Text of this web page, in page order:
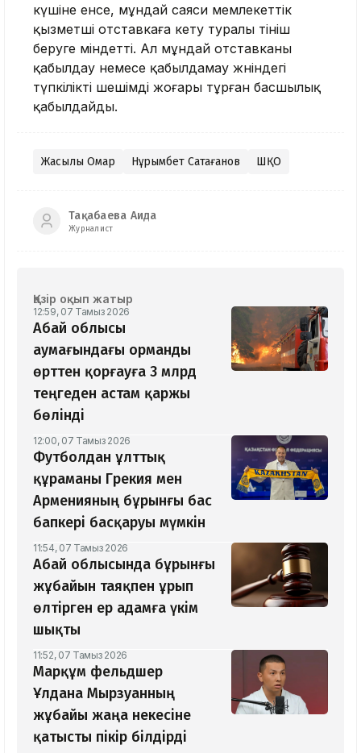
күшіне енсе, мұндай саяси мемлекеттік
қызметші отставкаға кету туралы өтініш
беруге міндетті. Ал мұндай отставканы
қабылдау немесе қабылдамау жөніндегі
түпкілікті шешімді жоғары тұрған басшылық
қабылдайды.
Жақсылық Омар Нұрымбет Сақтағанов ШҚО
Тақабаева Аида
Журналист
Қазір оқып жатыр
12:59, 07 Тамыз 2026
Абай облысы
аумағындағы орманды
өрттен қорғауға 3 млрд
теңгеден астам қаржы
бөлінді
12:00, 07 Тамыз 2026
Футболдан ұлттық
құраманы Грекия мен
Арменияның бұрынғы бас
бапкері басқаруы мүмкін
11:54, 07 Тамыз 2026
Абай облысында бұрынғы
жұбайын таяқпен ұрып
өлтірген ер адамға үкім
шықты
11:52, 07 Тамыз 2026
Марқұм фельдшер
Ұлдана Мырзуанның
жұбайы жаңа некесіне
қатысты пікір білдірді